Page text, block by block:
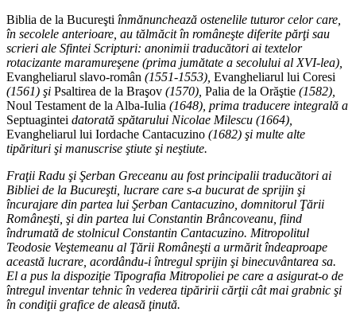
Biblia de la Bucureşti înmănunchează ostenelile tuturor celor care,
în secolele anterioare, au tălmăcit în româneşte diferite părţi sau
scrieri ale Sfintei Scripturi: anonimii traducători ai textelor
rotacizante maramureşene (prima jumătate a secolului al XVI-lea),
Evangheliarul slavo-român (1551-1553), Evangheliarul lui Coresi
(1561) şi Psaltirea de la Braşov (1570), Palia de la Orăştie (1582),
Noul Testament de la Alba-Iulia (1648), prima traducere integrală a
Septuagintei datorată spătarului Nicolae Milescu (1664),
Evangheliarul lui Iordache Cantacuzino (1682) şi multe alte
tipărituri şi manuscrise ştiute şi neştiute.
Fraţii Radu şi Şerban Greceanu au fost principalii traducători ai
Bibliei de la Bucureşti, lucrare care s-a bucurat de sprijin şi
încurajare din partea lui Şerban Cantacuzino, domnitorul Ţării
Româneşti, şi din partea lui Constantin Brâncoveanu, fiind
îndrumată de stolnicul Constantin Cantacuzino. Mitropolitul
Teodosie Veştemeanu al Ţării Româneşti a urmărit îndeaproape
această lucrare, acordându-i întregul sprijin şi binecuvântarea sa.
El a pus la dispoziţie Tipografia Mitropoliei pe care a asigurat-o de
întregul inventar tehnic în vederea tipăririi cărţii cât mai grabnic şi
în condiţii grafice de aleasă ţinută.